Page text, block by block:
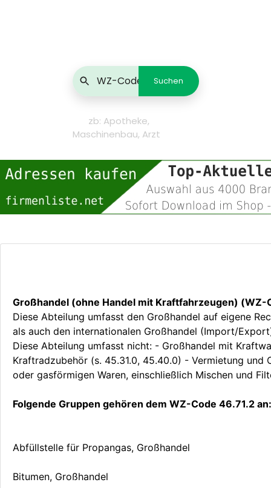
zb: Apotheke,
Maschinenbau, Arzt
Großhandel (ohne Handel mit Kraftfahrzeugen) (WZ-
Diese Abteilung umfasst den Großhandel auf eigene
als auch den internationalen Großhandel (Import/
Diese Abteilung umfasst nicht: - Großhandel mit
Kraftradzubehör (s. 45.31.0, 45.40.0) - Vermietung
oder gasförmigen Waren, einschließlich Mischen und
Folgende Gruppen gehören dem WZ-Code 46.71.2 an:
Abfüllstelle für Propangas, Großhandel
Bitumen, Großhandel